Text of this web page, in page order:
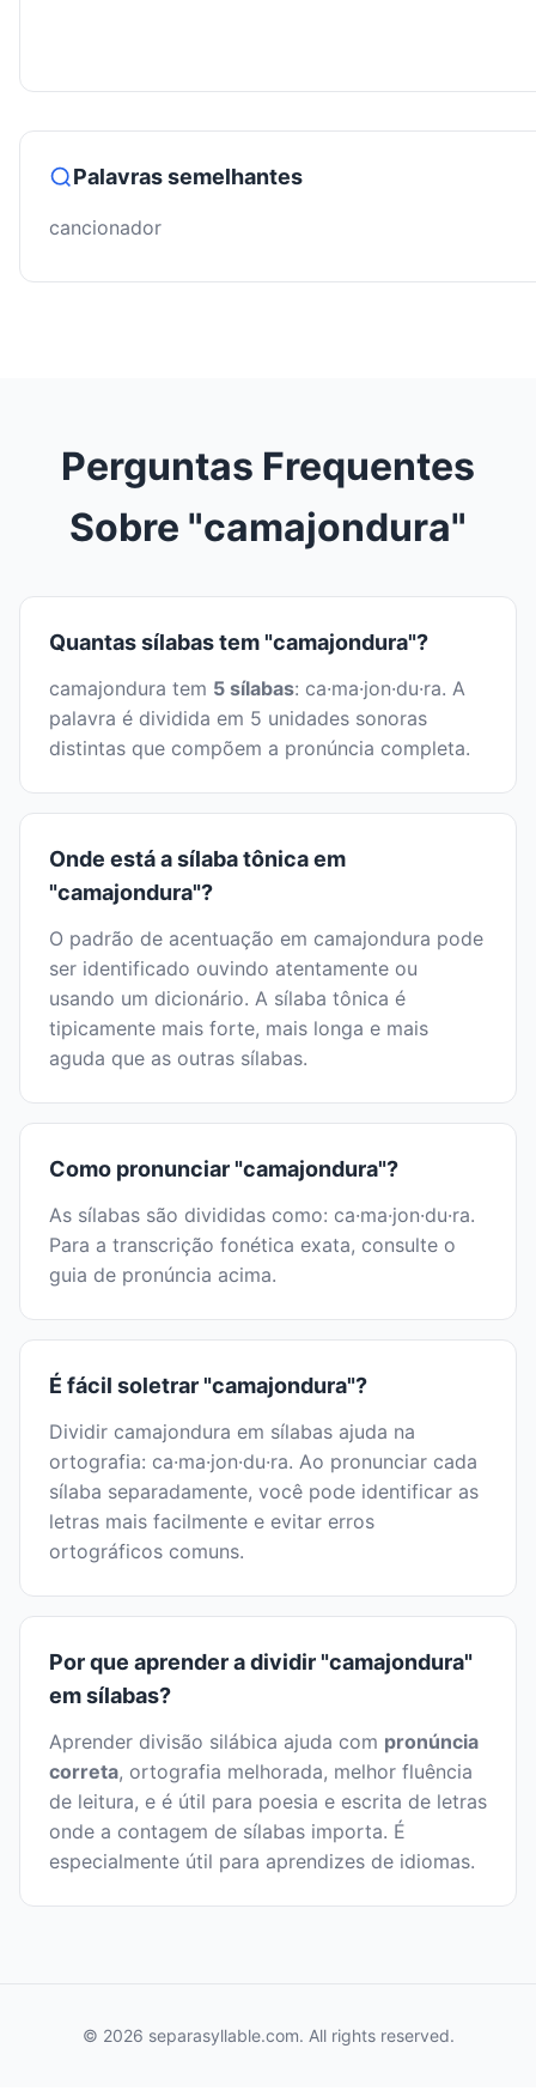
Palavras semelhantes
cancionador
Perguntas Frequentes
Sobre "camajondura"
Quantas sílabas tem "camajondura"?
camajondura tem 5 sílabas: ca·ma·jon·du·ra. A
palavra é dividida em 5 unidades sonoras
distintas que compõem a pronúncia completa.
Onde está a sílaba tônica em
"camajondura"?
O padrão de acentuação em camajondura pode
ser identificado ouvindo atentamente ou
usando um dicionário. A sílaba tônica é
tipicamente mais forte, mais longa e mais
aguda que as outras sílabas.
Como pronunciar "camajondura"?
As sílabas são divididas como: ca·ma·jon·du·ra.
Para a transcrição fonética exata, consulte o
guia de pronúncia acima.
É fácil soletrar "camajondura"?
Dividir camajondura em sílabas ajuda na
ortografia: ca·ma·jon·du·ra. Ao pronunciar cada
sílaba separadamente, você pode identificar as
letras mais facilmente e evitar erros
ortográficos comuns.
Por que aprender a dividir "camajondura"
em sílabas?
Aprender divisão silábica ajuda com pronúncia
correta, ortografia melhorada, melhor fluência
de leitura, e é útil para poesia e escrita de letras
onde a contagem de sílabas importa. É
especialmente útil para aprendizes de idiomas.
© 2026 separasyllable.com. All rights reserved.